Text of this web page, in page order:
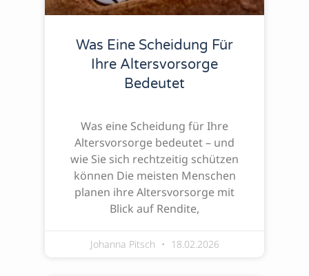
Was Eine Scheidung Für
Ihre Altersvorsorge
Bedeutet
Was eine Scheidung für Ihre
Altersvorsorge bedeutet – und
wie Sie sich rechtzeitig schützen
können Die meisten Menschen
planen ihre Altersvorsorge mit
Blick auf Rendite,
Johanna Pitsch 18.02.2026